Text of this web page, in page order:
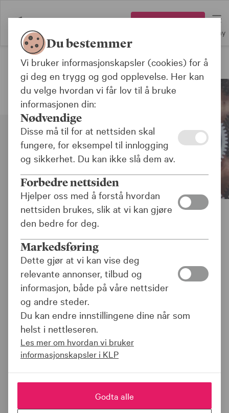
Meny
Forsikringer for offentlig sektor
Ansvarsforsikringer for
offentlig sektor
Skreddersydd forsikring tilpasset
kommunenes og helseforetakenes
behov
Du får profesjonell bistand og hjelp
ved skade
Vi har solid kunnskap og lang
erfaring med skadeoppgjør i offentlig
sektor
Du bestemmer
Vi bruker informasjonskapsler (cookies) for å
gi deg en trygg og god opplevelse. Her kan
du velge hvordan vi får lov til å bruke
informasjonen din:
Nødvendige
Disse må til for at nettsiden skal
fungere, for eksempel til innlogging
og sikkerhet. Du kan ikke slå dem av.
Forbedre nettsiden
Hjelper oss med å forstå hvordan
nettsiden brukes, slik at vi kan gjøre
den bedre for deg.
Markedsføring
Dette gjør at vi kan vise deg
relevante annonser, tilbud og
informasjon, både på våre nettsider
og andre steder.
Du kan endre innstillingene dine når som
helst i nettleseren.
Les mer om hvordan vi bruker
informasjonskapsler i KLP
Godta alle